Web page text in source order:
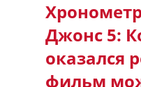
Джонс 5:
оказался
фильм